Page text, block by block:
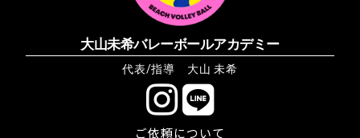
大山未希バレーボールアカデミー
代表/指導 大山 未希
ご依頼について